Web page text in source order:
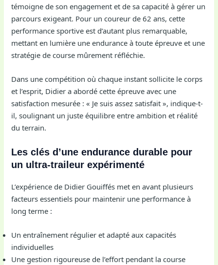
témoigne de son engagement et de sa capacité à gérer un
parcours exigeant. Pour un coureur de 62 ans, cette
performance sportive est d’autant plus remarquable,
mettant en lumière une endurance à toute épreuve et une
stratégie de course mûrement réfléchie.
Dans une compétition où chaque instant sollicite le corps
et l’esprit, Didier a abordé cette épreuve avec une
satisfaction mesurée : « Je suis assez satisfait », indique-t-
il, soulignant un juste équilibre entre ambition et réalité
du terrain.
Les clés d’une endurance durable pour
un ultra-traileur expérimenté
L’expérience de Didier Gouiffés met en avant plusieurs
facteurs essentiels pour maintenir une performance à
long terme :
Un entraînement régulier et adapté aux capacités
individuelles
Une gestion rigoureuse de l’effort pendant la course